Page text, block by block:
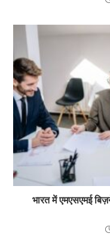
भारत में एमएसएमई